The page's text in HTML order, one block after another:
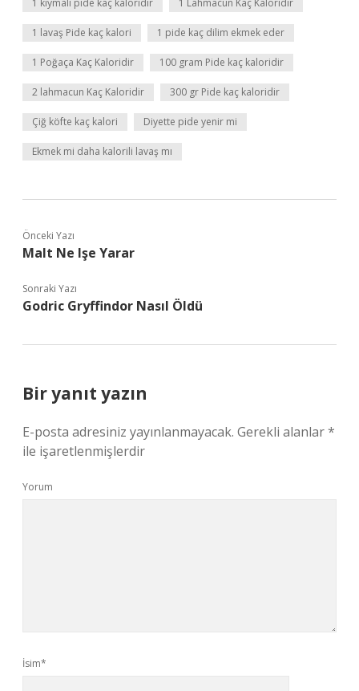
1 kıymalı pide kaç kaloridir 1 Lahmacun Kaç Kaloridir
1 lavaş Pide kaç kalori 1 pide kaç dilim ekmek eder
1 Poğaça Kaç Kaloridir 100 gram Pide kaç kaloridir
2 lahmacun Kaç Kaloridir 300 gr Pide kaç kaloridir
Çiğ köfte kaç kalori Diyette pide yenir mi
Ekmek mi daha kalorili lavaş mı
Önceki Yazı
Malt Ne Işe Yarar
Sonraki Yazı
Godric Gryffindor Nasıl Öldü
Bir yanıt yazın
E-posta adresiniz yayınlanmayacak. Gerekli alanlar*
ile işaretlenmişlerdir
Yorum
İsim*